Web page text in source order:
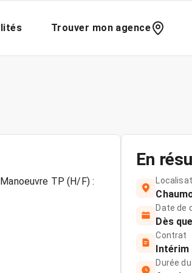
Trouver mon agence
TP (H/F) :
En
Date de
Dès
Contrat
Intérim
Durée